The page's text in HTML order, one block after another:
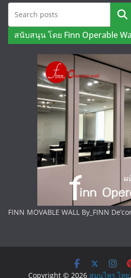
ค้นหา
สนับสนุน โดย Finn Operable
FINN MOVABLE WALL By_FINN
Copyright © 2026 สมุนไพร.ไทย